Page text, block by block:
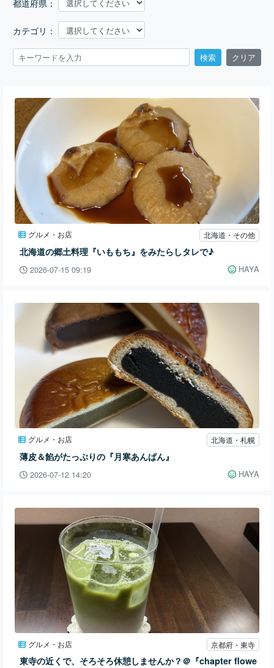
カテゴリ：
検索 クリア
グルメ・お店 北海道・その他
北海道の郷土料理『いももち』をみたらしタレで♪
2026-07-15 09:19 HAYA
グルメ・お店 北海道・札幌
薄皮＆餡がたっぷりの『月寒あんぱん』
2026-07-12 14:20 HAYA
グルメ・お店 京都府・東寺
東寺の近くで、そろそろ休憩しませんか？＠『chapter flowe